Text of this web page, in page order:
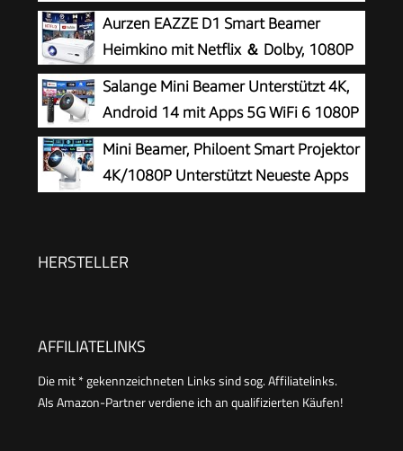
Autofokus/6D Trapezkorrektur Led
Beamer 4K Heimkino Unterstützt, WiFi
Bluetooth Full HD 1080P Outdoor
Deckenmontage Projektor für Handy
Aurzen EAZZE D1 Smart Beamer
Heimkino mit Netflix ＆ Dolby, 1080P
Salange Mini Beamer Unterstützt 4K,
Android 14 mit Apps 5G WiFi 6 1080P
Mini Beamer, Philoent Smart Projektor
4K/1080P Unterstützt Neueste Apps
Ultrakurzdistanzbeamer bietet großes Bild im
HERSTELLER
AFFILIATELINKS
Die mit * gekennzeichneten Links sind sog. Affiliatelinks.
Als Amazon-Partner verdiene ich an qualifizierten Käufen!